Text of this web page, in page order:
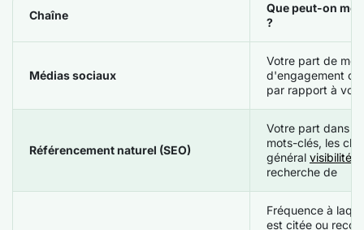
Chaîne
Que peut-on
?
Médias sociaux
Votre part de
d'engagement
par rapport à vos
Référencement naturel (SEO)
Votre part dans
mots-clés, les
général visibilité
recherche de
Fréquence à
est citée ou